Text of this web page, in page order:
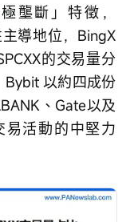
壟斷」特徵，
導地位，BingX
的交易量分
Bybit 以約四成份
、Gate以及
易活動的中堅力